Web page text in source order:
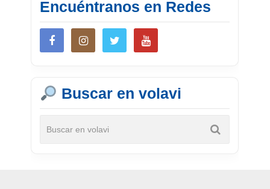
Encuéntranos en Redes
Buscar en volavi